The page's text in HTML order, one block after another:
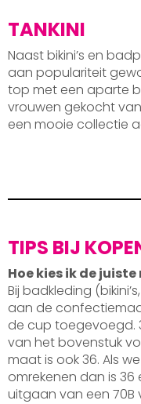
TANKINI
Naast bikini’s en
aan populariteit
top met een aparte
vrouwen gekocht
een mooie collectie
TIPS BIJ
Hoe kies ik de
Bij badkleding
aan de
de cup toegevoegd.
van het bovenstuk
maat is ook 36. Als
omrekenen dan is 36
uitgaan van een